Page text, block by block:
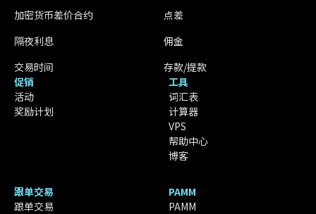
加密货币差价合约
点差
隔夜利息
佣金
交易时间
存款/提款
促销
活动
奖励计划
工具
词汇表
计算器
VPS
帮助中心
博客
跟单交易
跟单交易
PAMM
PAMM